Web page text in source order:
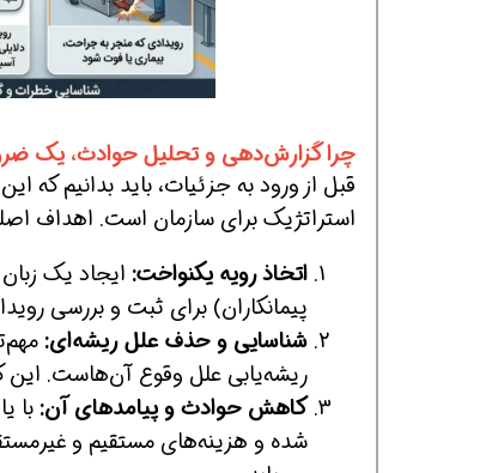
چرا گزارش‌دهی و تحلیل حوادث، یک
قبل از ورود به جزئیات، باید بدانیم که
استراتژیک برای سازمان است. اهداف
اتخاذ رویه یکنواخت: ایجاد یک
پیمانکاران) برای ثبت و بررسی
شناسایی و حذف علل ریشه‌ای:
ریشه‌یابی علل وقوع آن‌هاست. این
کاهش حوادث و پیامدهای آن: با
شده و هزینه‌های مستقیم و
افسر HSE هوشمند شو